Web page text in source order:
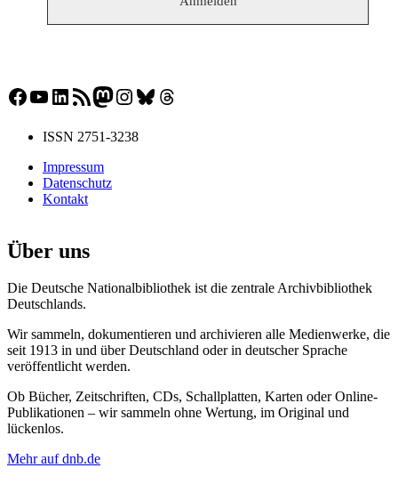
Facebook
YouTube
LinkedIn
RSS-FeedMastodon
Instagram
Bluesky
Threads
ISSN 2751-3238
Impressum
Datenschutz
Kontakt
Über uns
Die Deutsche Nationalbibliothek ist die zentrale Archivbibliothek
Deutschlands.
Wir sammeln, dokumentieren und archivieren alle Medienwerke, die
seit 1913 in und über Deutschland oder in deutscher Sprache
veröffentlicht werden.
Ob Bücher, Zeitschriften, CDs, Schallplatten, Karten oder Online-
Publikationen – wir sammeln ohne Wertung, im Original und
lückenlos.
Mehr auf dnb.de